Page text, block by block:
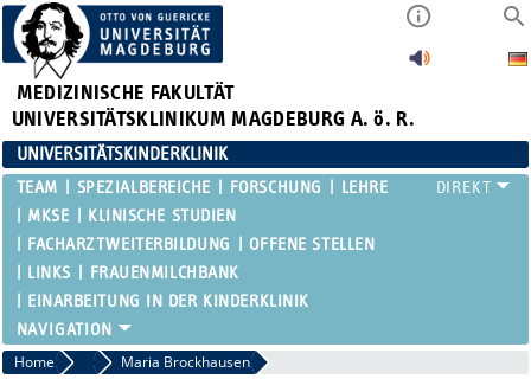
MEDIZINISCHE FAKULTÄT
UNIVERSITÄTSKLINIKUM MAGDEBURG A. ö. R.
UNIVERSITÄTSKINDERKLINIK
TEAM SPEZIALBEREICHE FORSCHUNG
LEHRE
MKSE
KLINISCHE STUDIEN
FACHARZTWEITERBILDUNG
OFFENE STELLEN
LINKS
FRAUENMILCHBANK
EINARBEITUNG IN DER KINDERKLINIK
Home Stationsleitungen
Maria Brockhausen